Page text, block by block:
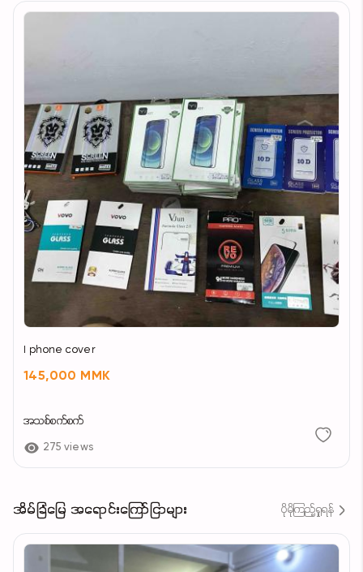
I phone cover
145,000 MMK
အသစ်စက်စက်
275 views
အိမ်ခြံမြေ အရောင်းကြော်ငြာများ ပိုမိုကြည့်ရှုရန်